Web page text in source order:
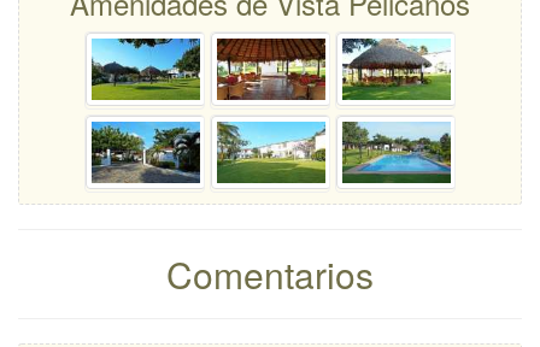
Comentarios